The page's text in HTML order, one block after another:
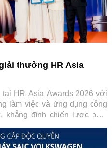
thưởng HR Asia
HR Asia Awards 2026 với
làm việc và ứng dụng công
khẳng định chiến lược phát